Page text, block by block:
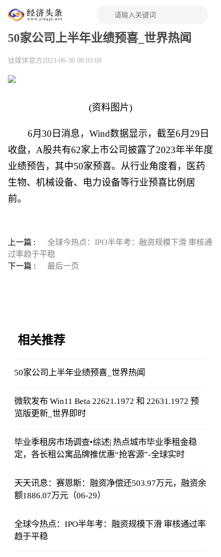
50家公司上半年业绩预喜_世界热闻
2023-06-30 08:03:08
钛媒体官方
(资料图片)
6月30日消息，Wind数据显示，截至6月29日
收盘，A股共有62家上市公司披露了2023年半年度
业绩预告，其中50家预喜。从行业角度看，医药
生物、机械设备、电力设备等行业预喜比例居
前。
上一篇 :
全球今热点：IPO半年考：融资规模下滑 审核通
过率趋于平稳
下一篇 :
最后一页
相关推荐
50家公司上半年业绩预喜_世界热闻
微软发布 Win11 Beta 22621.1972 和 22631.1972 预
览版更新_世界即时
毕业季租房市场调查•综述| 热点城市毕业季租金稳
定，各长租公寓品牌推优惠“抢客源”-全球实时
天天讯息：赛恩斯：融资净偿还503.97万元，融资余
额1886.07万元（06-29）
全球今热点：IPO半年考：融资规模下滑 审核通过率
趋于平稳